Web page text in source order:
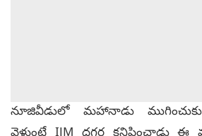
నూజివీడులో మహానాడు